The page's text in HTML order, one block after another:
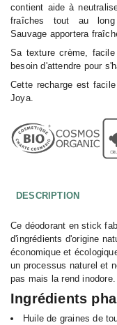
contient aide à
fraîches tout au
Sauvage apportera
Sa texture crème,
besoin d'attendre pour
Cette recharge est
Joya.
DESCRIPTION
Ce déodorant en stick
d'ingrédients d'origine
économique et
un processus naturel et
pas mais la rend inodore.
Ingrédients
Huile de graines de